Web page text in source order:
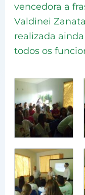
vencedora a
Valdinei
realizada
todos os